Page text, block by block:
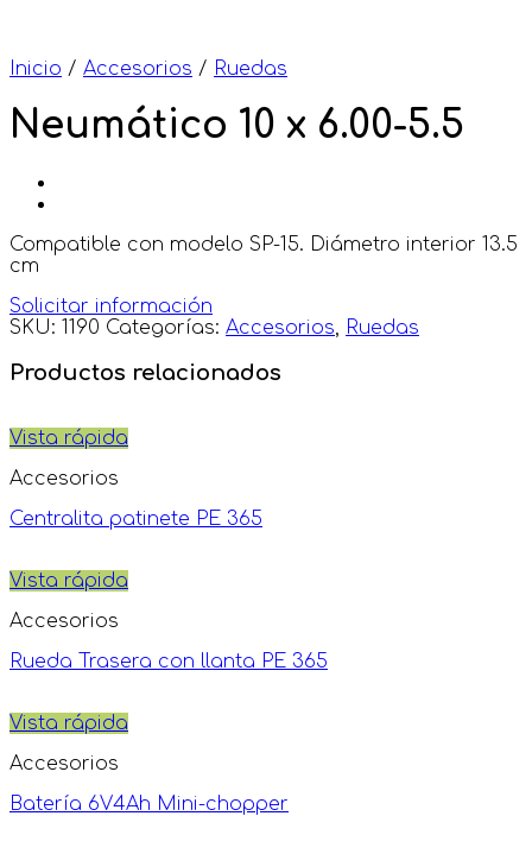
Inicio / Accesorios / Ruedas
Neumático 10 x 6.00-5.5
Compatible con modelo SP-15. Diámetro interior 13.5
cm
Solicitar información
SKU: 1190 Categorías: Accesorios, Ruedas
Productos relacionados
Vista rápida
Accesorios
Centralita patinete PE 365
Vista rápida
Accesorios
Rueda Trasera con llanta PE 365
Vista rápida
Accesorios
Batería 6V4Ah Mini-chopper